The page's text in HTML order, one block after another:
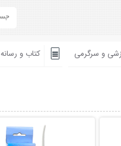
و سرگرمی کتاب و رسانه